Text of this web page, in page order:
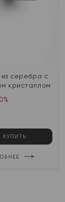
серебра с
кристаллом
КУПИТЬ